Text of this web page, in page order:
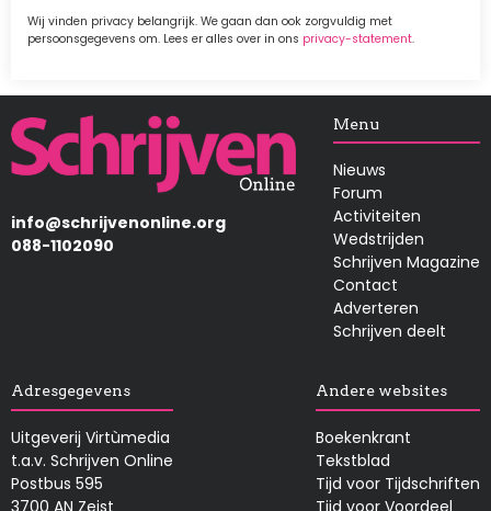
Wij vinden privacy belangrijk. We gaan dan ook zorgvuldig met
persoonsgegevens om. Lees er alles over in ons privacy-statement.
Afbeelding
info@schrijvenonline.org
088-1102090
Menu
Nieuws
Forum
Activiteiten
Wedstrijden
Schrijven Magazine
Contact
Adverteren
Schrijven deelt
Adresgegevens
Uitgeverij Virtùmedia
t.a.v. Schrijven Online
Postbus 595
3700 AN Zeist
Andere websites
Boekenkrant
Tekstblad
Tijd voor Tijdschriften
Tijd voor Voordeel